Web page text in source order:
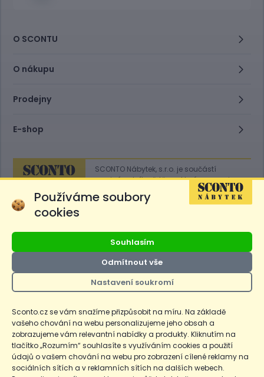
O SCONTU
O nákupu
Prodejny
E-shop
SCONTO Nábytek, s.r.o. je součástí
mezinárodního řetězce, který provozuje
obchodní domy
Sconto.
Ceny produktů na e-shopu sconto.cz jsou označeny následovně. Běžná
cena je cena bez označení, *Cena pro členy SCONTO Clubu, **Akční
dnů před prvním zlevněním. Dle zákona o ochraně spotřebitele §12a je
uvedená Běžná cena současně i nejnižší za 30 dní, pokud není Nejnižší
Běžná cena za 30 dní uvedena samostatně na detailu produktu.
CopyrightOchrana osobních údajůCookiesNastavení cookies
Používáme soubory
cookies
Souhlasím
Odmítnout vše
Nastavení soukromí
Sconto.cz se vám snažíme přizpůsobit na míru. Na základě
vašeho chování na webu personalizujeme jeho obsah a
zobrazujeme vám relevantní nabídky a produkty. Kliknutím na
tlačítko „Rozumím“ souhlasíte s využíváním cookies a použití
údajů o vašem chování na webu pro zobrazení cílené reklamy na
sociálních sítích a v reklamních sítích na dalších webech.